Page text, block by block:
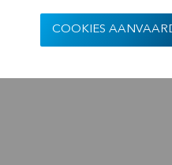
COOKIES